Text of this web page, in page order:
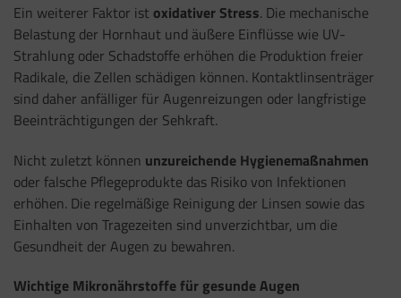
Ein weiterer Faktor ist oxidativer Stress. Die mechanische
Belastung der Hornhaut und äußere Einflüsse wie UV-
Strahlung oder Schadstoffe erhöhen die Produktion freier
Radikale, die Zellen schädigen können. Kontaktlinsenträger
sind daher anfälliger für Augenreizungen oder langfristige
Beeinträchtigungen der Sehkraft.
Nicht zuletzt können unzureichende Hygienemaßnahmen
oder falsche Pflegeprodukte das Risiko von Infektionen
erhöhen. Die regelmäßige Reinigung der Linsen sowie das
Einhalten von Tragezeiten sind unverzichtbar, um die
Gesundheit der Augen zu bewahren.
Wichtige Mikronährstoffe für gesunde Augen